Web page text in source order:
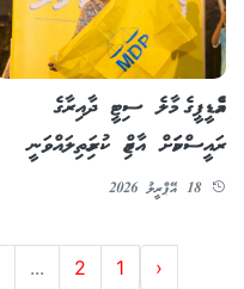
އެމްޑީޕީގެ މާލެ ސިޓީ ދާއިރާގެ
ރައީސްކަމަށް އާޒިމް ކުރިމަތިލައްވަނީ
18 އޭޕްރީލު 2026
‹
1
2
...